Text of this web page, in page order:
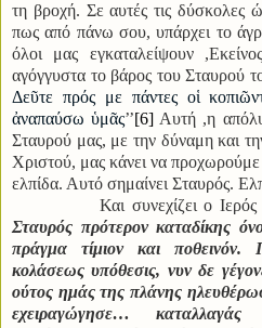
τη βροχή. Σε αυτές τις δύσκολες
πως από πάνω σου, υπάρχει το
όλοι μας εγκαταλείψουν
αγόγγυστα το βάρος του Σταυρού
Δεῦτε πρός με πάντες οἱ
ἀναπαύσω ὑμᾶς’’[6] Αυτή ,η
Σταυρού μας, με την δύναμη και
Χριστού, μας κάνει να
ελπίδα. Αυτό σημαίνει Σταυρός.
Και συνεχίζει ο Ιερός
Σταυρός πρότερον καταδίκης
πράγμα τίμιον και ποθεινόν.
κολάσεως υπόθεσις, νυν δε
ούτος ημάς της πλάνης
εχειραγώγησε…